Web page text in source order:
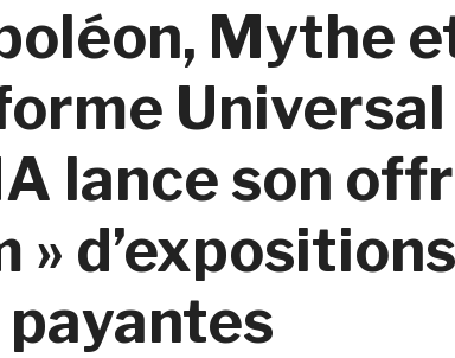
Mythe
lance son
» d’expositions